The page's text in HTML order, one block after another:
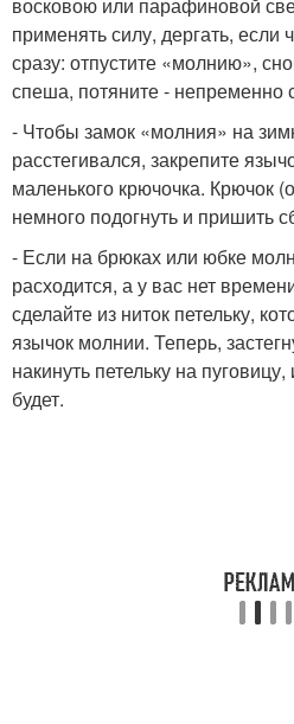
применять силу, дергать, если
сразу: отпустите «молнию»,
спеша, потяните - непременно
- Чтобы замок «молния» на
расстегивался, закрепите
маленького крючочка. Крючок
немного подогнуть и пришить
- Если на брюках или юбке
расходится, а у вас нет
сделайте из ниток петельку,
язычок молнии. Теперь,
накинуть петельку на
будет.